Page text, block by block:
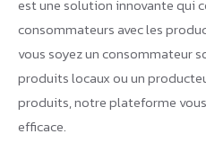
est une solution innovante qui
consommateurs avec les
vous soyez un consommateur
produits locaux ou un
produits, notre plateforme
efficace.